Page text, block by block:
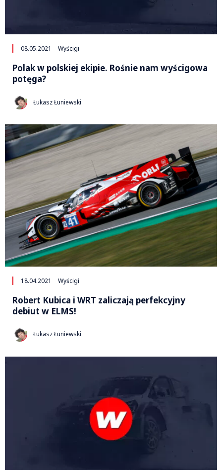
08.05.2021 Wyścigi
Polak w polskiej ekipie. Rośnie nam wyścigowa
potęga?
Łukasz Łuniewski
18.04.2021 Wyścigi
Robert Kubica i WRT zaliczają perfekcyjny
debiut w ELMS!
Łukasz Łuniewski